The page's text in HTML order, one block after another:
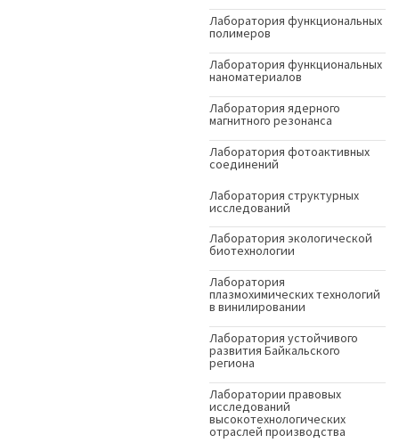
Лаборатория функциональных
полимеров
Лаборатория функциональных
наноматериалов
Лаборатория ядерного
магнитного резонанса
Лаборатория фотоактивных
соединений
Лаборатория структурных
исследований
Лаборатория экологической
биотехнологии
Лаборатория
плазмохимических технологий
в винилировании
Лаборатория устойчивого
развития Байкальского
региона
Лаборатории правовых
исследований
высокотехнологических
отраслей производства